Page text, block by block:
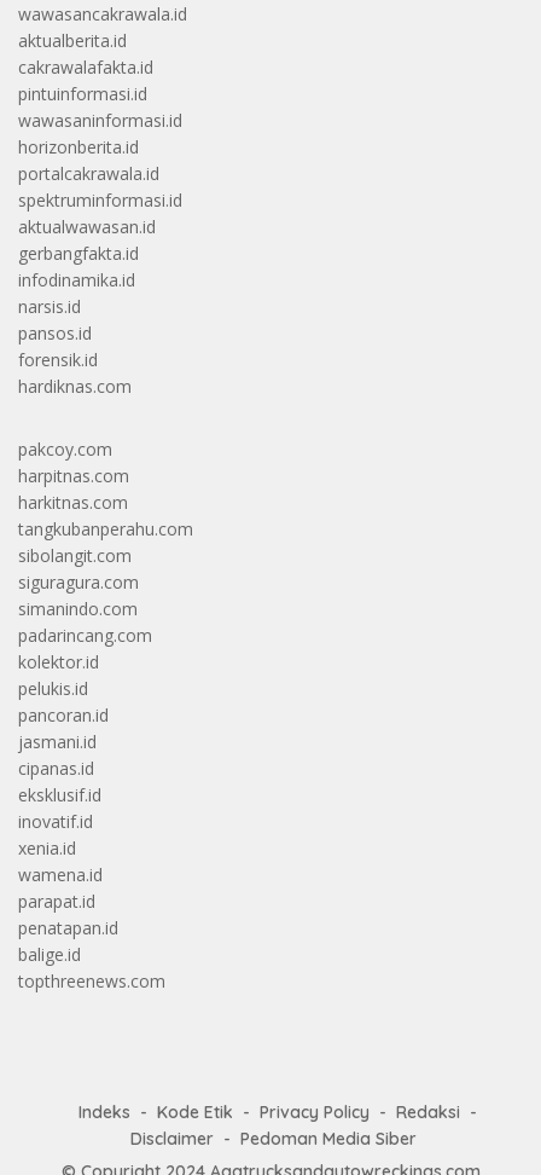
wawasancakrawala.id
aktualberita.id
cakrawalafakta.id
pintuinformasi.id
wawasaninformasi.id
horizonberita.id
portalcakrawala.id
spektruminformasi.id
aktualwawasan.id
gerbangfakta.id
infodinamika.id
narsis.id
pansos.id
forensik.id
hardiknas.com
pakcoy.com
harpitnas.com
harkitnas.com
tangkubanperahu.com
sibolangit.com
siguragura.com
simanindo.com
padarincang.com
kolektor.id
pelukis.id
pancoran.id
jasmani.id
cipanas.id
eksklusif.id
inovatif.id
xenia.id
wamena.id
parapat.id
penatapan.id
balige.id
topthreenews.com
Indeks Kode Etik Privacy Policy
Redaksi
Disclaimer
Pedoman Media Siber